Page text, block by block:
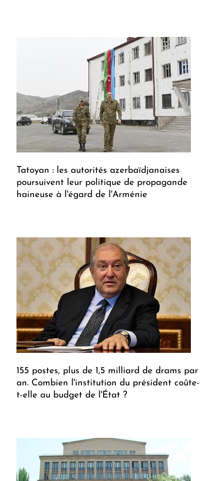
Tatoyan : les autorités azerbaïdjanaises
poursuivent leur politique de propagande
haineuse à l'égard de l'Arménie
155 postes, plus de 1,5 milliard de drams par
an. Combien l'institution du président coûte-
t-elle au budget de l'État ?